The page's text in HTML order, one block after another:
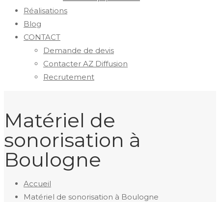
Réalisations
Blog
CONTACT
Demande de devis
Contacter AZ Diffusion
Recrutement
Matériel de
sonorisation à
Boulogne
Accueil
Matériel de sonorisation à Boulogne